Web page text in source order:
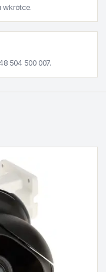
wkrótce.
504 500 007.